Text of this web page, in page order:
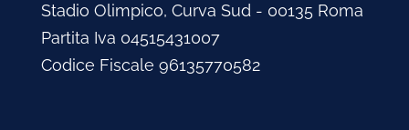
Stadio Olimpico, Curva Sud - 00135 Roma
Partita Iva 04515431007
Codice Fiscale 96135770582